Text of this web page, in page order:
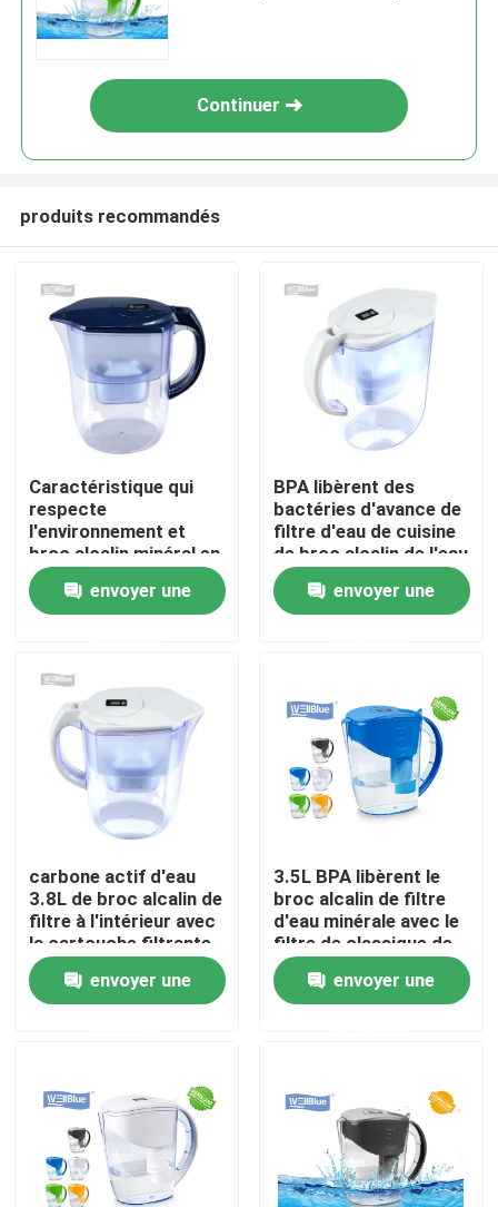
Accueil
Contacts
Produits
Broc alcalin de l'eau
Broc classique de l'eau
Broc de l'eau de Maxtra
Cartouche filtrante alcaline de l'eau
cartouches filtrantes classiques de l'eau
Continuer
produits recommandés
Caractéristique qui
respecte
l'environnement et
broc alcalin minéral en
plastique de filtre
d'eau
envoyer une
BPA libèrent des
bactéries d'avance de
filtre d'eau de cuisine
de broc alcalin de l'eau
d'Ionizer
envoyer une
carbone actif d'eau
3.8L de broc alcalin de
filtre à l'intérieur avec
la cartouche filtrante
classique
envoyer une
3.5L BPA libèrent le
broc alcalin de filtre
d'eau minérale avec le
filtre de classique de
Brita
envoyer une